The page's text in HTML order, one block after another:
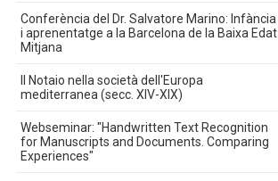
Conferència del Dr. Salvatore Marino: Infància
i aprenentatge a la Barcelona de la Baixa Edat
Mitjana
Il Notaio nella società dell'Europa
mediterranea (secc. XIV-XIX)
Webseminar: "Handwritten Text Recognition
for Manuscripts and Documents. Comparing
Experiences"